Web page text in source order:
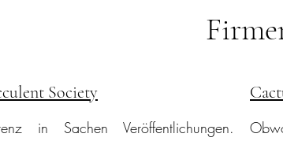
in Sachen Veröffentlichungen.
Society